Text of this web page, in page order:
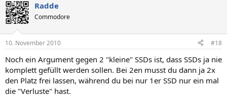
Radde
Commodore
10. November 2010 #18
Noch ein Argument gegen 2 "kleine" SSDs ist, dass SSDs ja nie
komplett gefüllt werden sollen. Bei 2en musst du dann ja 2x
den Platz frei lassen, während du bei nur 1er SSD nur ein mal
die "Verluste" hast.